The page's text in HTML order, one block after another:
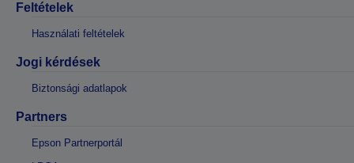
Feltételek
Használati feltételek
Jogi kérdések
Biztonsági adatlapok
Partners
Epson Partnerportál